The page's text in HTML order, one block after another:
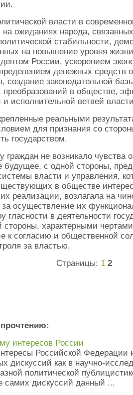
власти в
ожиданиях народа,
стабильности,
на повышение уровня
России, ускорением
денежных средств
создание законодательной
преобразований в обществе,
и исполнительной ветвей
реальными
для признания со
государством.
граждан не возникало чувства
будущее, с одной стороны,
власти и управления,
в обществе
реализации, возлагала на
за осуществление их
гласности в деятельности
стороны, характерными
к согласию и общественной
за властью.
Страницы: 1 2
интересов России
Российской Федерации
дискуссий как в научно-
политической
самих дискуссий данный ...